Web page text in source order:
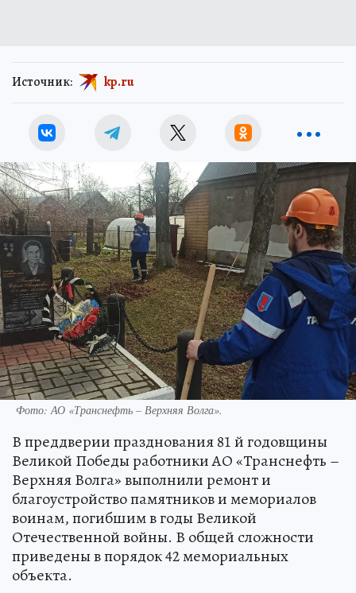
Источник: kp.ru
Фото: АО «Транснефть – Верхняя Волга».
В преддверии празднования 81 й годовщины
Великой Победы работники АО «Транснефть –
Верхняя Волга» выполнили ремонт и
благоустройство памятников и мемориалов
воинам, погибшим в годы Великой
Отечественной войны. В общей сложности
приведены в порядок 42 мемориальных
объекта.